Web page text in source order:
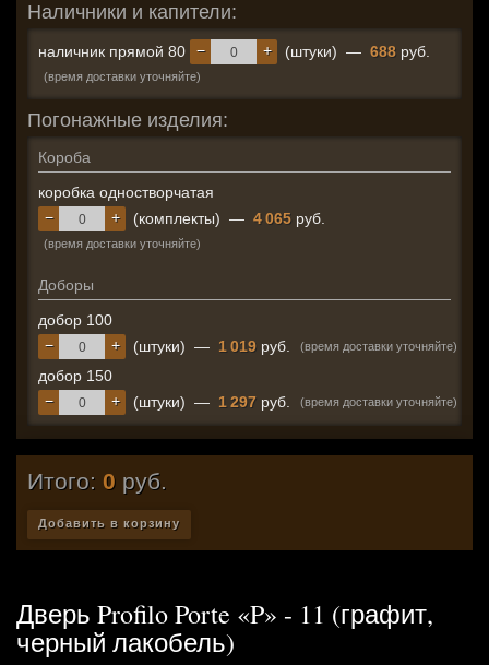
Наличники и капители:
наличник прямой 80 +
− (штуки) — 688 руб.
(время доставки уточняйте)
Погонажные изделия:
Короба
коробка одностворчатая
+
− (комплекты) — 4 065 руб.
(время доставки уточняйте)
Доборы
добор 100
+
− (штуки) — 1 019 руб. (время доставки уточняйте)
добор 150
+
− (штуки) — 1 297 руб. (время доставки уточняйте)
Итого: 0 руб.
Добавить в корзину
Дверь Profilo Porte «P» - 11 (графит,
черный лакобель)